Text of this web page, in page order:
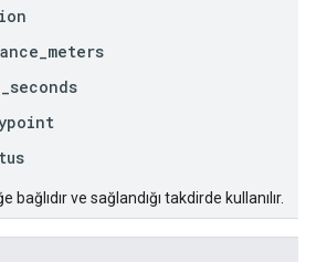
ve sağlandığı takdirde kullanılır.